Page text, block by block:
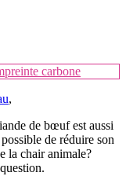
carbone
,
de bœuf est aussi
de réduire son
la chair animale?